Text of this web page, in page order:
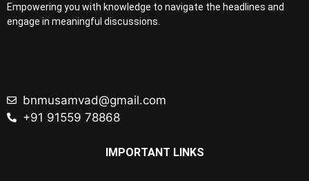
Empowering you with knowledge to navigate the headlines and
engage in meaningful discussions.
bnmusamvad@gmail.com
+91 91559 78868
IMPORTANT LINKS